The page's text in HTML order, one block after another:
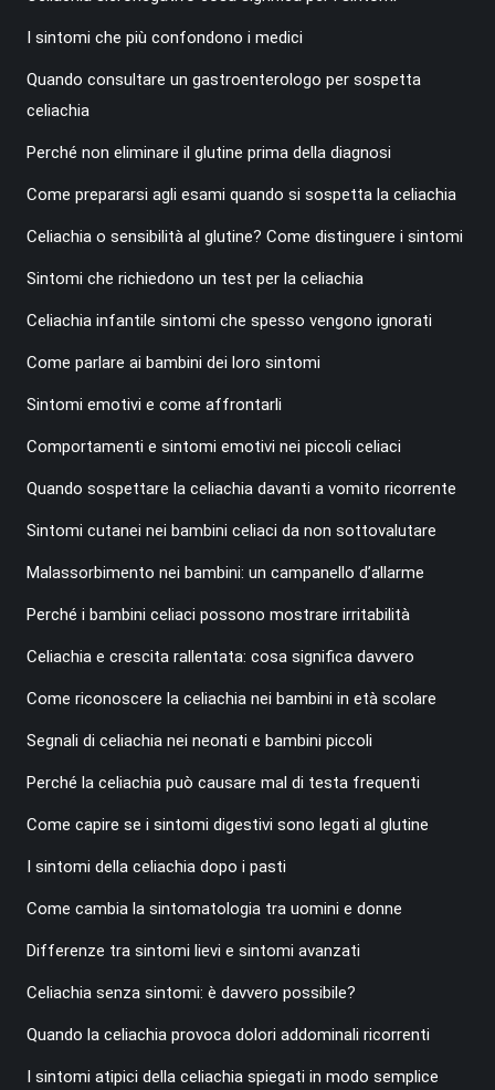
I sintomi che più confondono i medici
Quando consultare un gastroenterologo per sospetta
celiachia
Perché non eliminare il glutine prima della diagnosi
Come prepararsi agli esami quando si sospetta la celiachia
Celiachia o sensibilità al glutine? Come distinguere i sintomi
Sintomi che richiedono un test per la celiachia
Celiachia infantile sintomi che spesso vengono ignorati
Come parlare ai bambini dei loro sintomi
Sintomi emotivi e come affrontarli
Comportamenti e sintomi emotivi nei piccoli celiaci
Quando sospettare la celiachia davanti a vomito ricorrente
Sintomi cutanei nei bambini celiaci da non sottovalutare
Malassorbimento nei bambini: un campanello d’allarme
Perché i bambini celiaci possono mostrare irritabilità
Celiachia e crescita rallentata: cosa significa davvero
Come riconoscere la celiachia nei bambini in età scolare
Segnali di celiachia nei neonati e bambini piccoli
Perché la celiachia può causare mal di testa frequenti
Come capire se i sintomi digestivi sono legati al glutine
I sintomi della celiachia dopo i pasti
Come cambia la sintomatologia tra uomini e donne
Differenze tra sintomi lievi e sintomi avanzati
Celiachia senza sintomi: è davvero possibile?
Quando la celiachia provoca dolori addominali ricorrenti
I sintomi atipici della celiachia spiegati in modo semplice